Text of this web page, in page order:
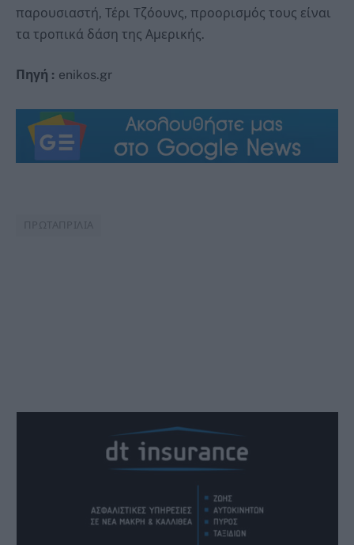
παρουσιαστή, Τέρι Τζόουνς, προορισμός τους είναι
τα τροπικά δάση της Αμερικής.
Πηγή : enikos.gr
ΠΡΩΤΑΠΡΙΛΙΑ